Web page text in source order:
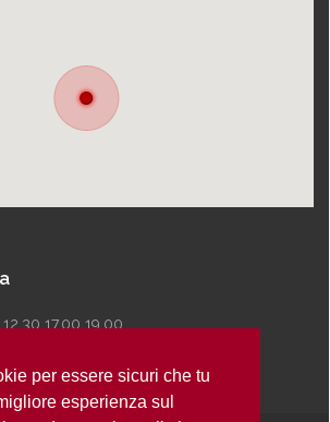
per essere sicuri che tu
esperienza sul
17.00 19.00